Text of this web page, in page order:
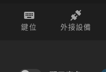
鍵位 外接設備